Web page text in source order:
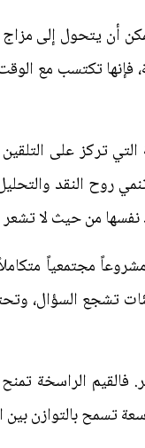
أن يتحول إلى
تكتسب مع الوقت
تركز على
روح النقد
نفسها من حيث لا
مجتمعياً
تشجع السؤال،
فالقيم الراسخة
تسمح بالتوازن بين